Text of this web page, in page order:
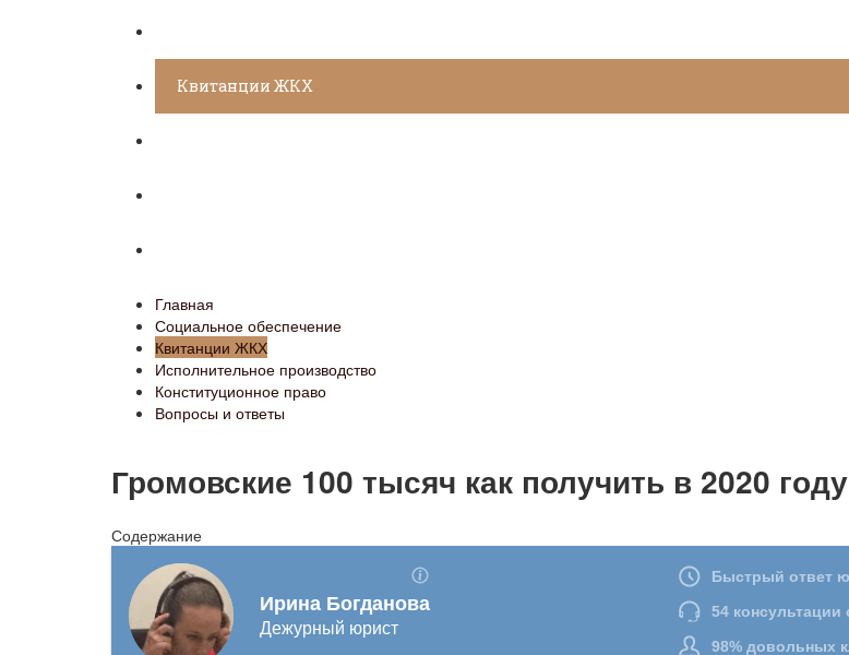
Квитанции ЖКХ
Главная
Социальное обеспечение
Квитанции ЖКХ
Исполнительное производство
Конституционное право
Вопросы и ответы
Громовские 100 тысяч как получить в 2020 году
Содержание